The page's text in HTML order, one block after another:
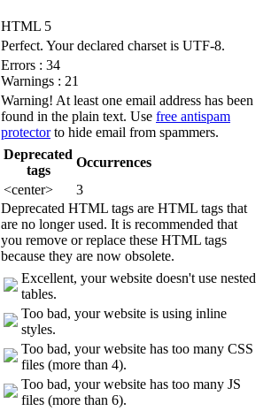
HTML 5
Perfect. Your declared charset is UTF-8.
Errors : 34
Warnings : 21
Warning! At least one email address has been
found in the plain text. Use free antispam
protectorto hide email from spammers.
Deprecated
tags
Occurrences
<center>
3
Deprecated HTML tags are HTML tags that
are no longer used. It is recommended that
you remove or replace these HTML tags
because they are now obsolete.
Excellent, your website doesn't use nested
tables.
Too bad, your website is using inline
styles.
Too bad, your website has too many CSS
files (more than 4).
Too bad, your website has too many JS
files (more than 6).